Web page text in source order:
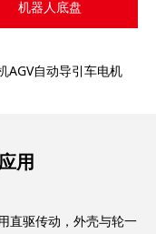
机器人底盘
AGV自动导引车电机
用
直驱传动，外壳与轮一